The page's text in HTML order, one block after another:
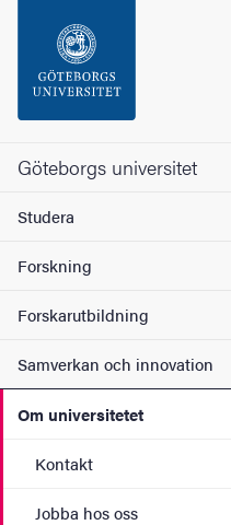
Sidfoten
Om webbplatsen
Göteborgs universitet
Studera
Forskning
Forskarutbildning
Samverkan och innovation
Om universitetet
Kontakt
Jobba hos oss